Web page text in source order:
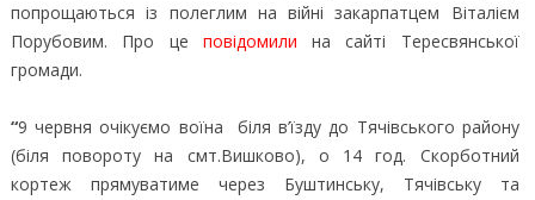
попрощаються із полеглим на війні закарпатцем Віталієм
Порубовим. Про це
повідомили на сайті Тересвянської
громади.
“9 червня очікуємо воїна біля в’їзду до Тячівського району
(біля повороту на смт.Вишково), о 14 год. Скорботний
кортеж прямуватиме через Буштинську, Тячівську та